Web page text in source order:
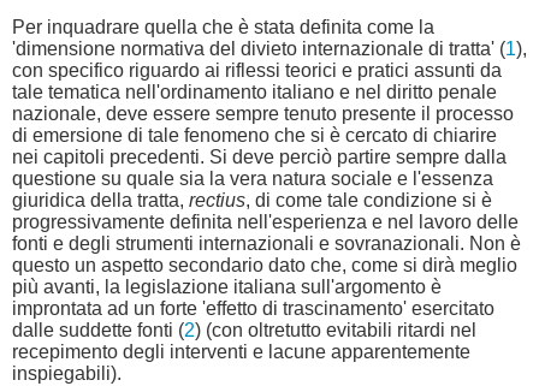
Per inquadrare quella che è stata definita come la
'dimensione normativa del divieto internazionale di tratta' (1),
con specifico riguardo ai riflessi teorici e pratici assunti da
tale tematica nell'ordinamento italiano e nel diritto penale
nazionale, deve essere sempre tenuto presente il processo
di emersione di tale fenomeno che si è cercato di chiarire
nei capitoli precedenti. Si deve perciò partire sempre dalla
questione su quale sia la vera natura sociale e l'essenza
giuridica della tratta, rectius, di come tale condizione si è
progressivamente definita nell'esperienza e nel lavoro delle
fonti e degli strumenti internazionali e sovranazionali. Non è
questo un aspetto secondario dato che, come si dirà meglio
più avanti, la legislazione italiana sull'argomento è
improntata ad un forte 'effetto di trascinamento' esercitato
dalle suddette fonti (2) (con oltretutto evitabili ritardi nel
recepimento degli interventi e lacune apparentemente
inspiegabili).